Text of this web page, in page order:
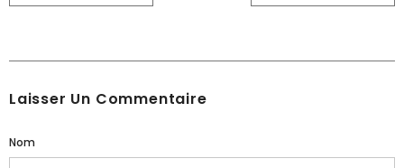
Laisser Un Commentaire
Nom